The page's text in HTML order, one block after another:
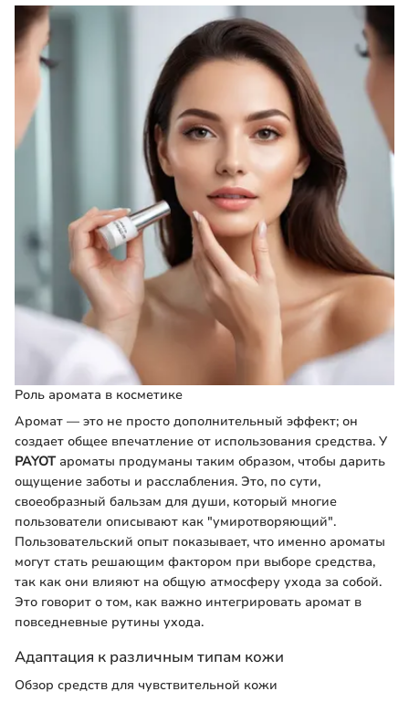
Роль аромата в косметике
Аромат — это не просто дополнительный эффект; он
создает общее впечатление от использования средства. У
PAYOTароматы продуманы таким образом, чтобы дарить
ощущение заботы и расслабления. Это, по сути,
своеобразный бальзам для души, который многие
пользователи описывают как "умиротворяющий".
Пользовательский опыт показывает, что именно ароматы
могут стать решающим фактором при выборе средства,
так как они влияют на общую атмосферу ухода за собой.
Это говорит о том, как важно интегрировать аромат в
повседневные рутины ухода.
Адаптация к различным типам кожи
Обзор средств для чувствительной кожи